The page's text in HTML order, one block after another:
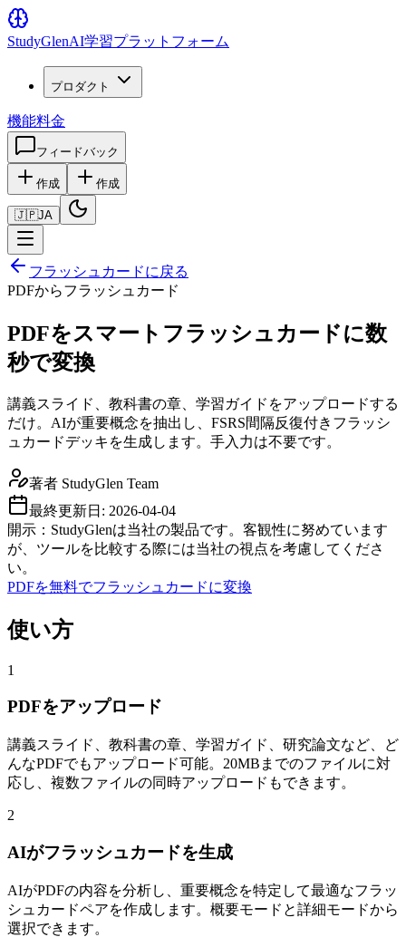
StudyGlenAI学習プラットフォーム
プロダクト
機能料金
フィードバック
作成 作成
🇯🇵JA
フラッシュカードに戻る
PDFからフラッシュカード
PDFをスマートフラッシュカードに数
秒で変換
講義スライド、教科書の章、学習ガイドをアップロードする
だけ。AIが重要概念を抽出し、FSRS間隔反復付きフラッシ
ュカードデッキを生成します。手入力は不要です。
著者 StudyGlen Team
最終更新日: 2026-04-04
開示：StudyGlenは当社の製品です。客観性に努めています
が、ツールを比較する際には当社の視点を考慮してくださ
い。
PDFを無料でフラッシュカードに変換
使い方
1
PDFをアップロード
講義スライド、教科書の章、学習ガイド、研究論文など、ど
んなPDFでもアップロード可能。20MBまでのファイルに対
応し、複数ファイルの同時アップロードもできます。
2
AIがフラッシュカードを生成
AIがPDFの内容を分析し、重要概念を特定して最適なフラッ
シュカードペアを作成します。概要モードと詳細モードから
選択できます。